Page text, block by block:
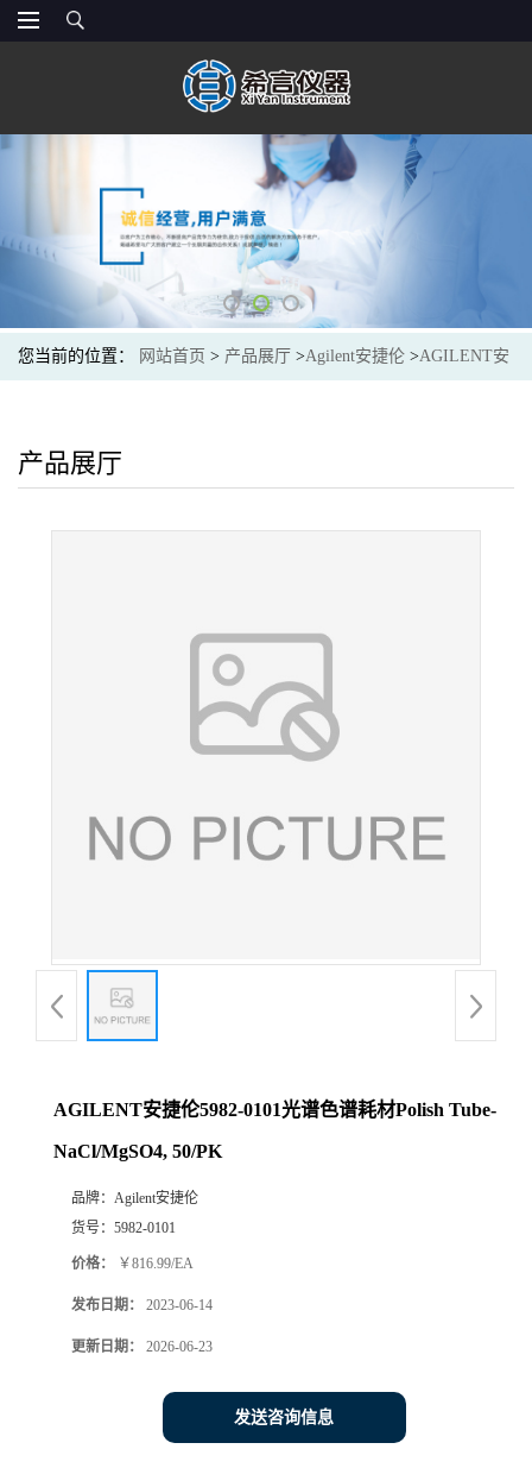
您当前的位置： 网站首页 > 产品展厅 >Agilent安捷伦 >AGILENT安
产品展厅
AGILENT安捷伦5982-0101光谱色谱耗材Polish Tube-
NaCl/MgSO4, 50/PK
品牌： Agilent安捷伦
货号： 5982-0101
价格： ￥816.99/EA
发布日期： 2023-06-14
更新日期： 2026-06-23
发送咨询信息